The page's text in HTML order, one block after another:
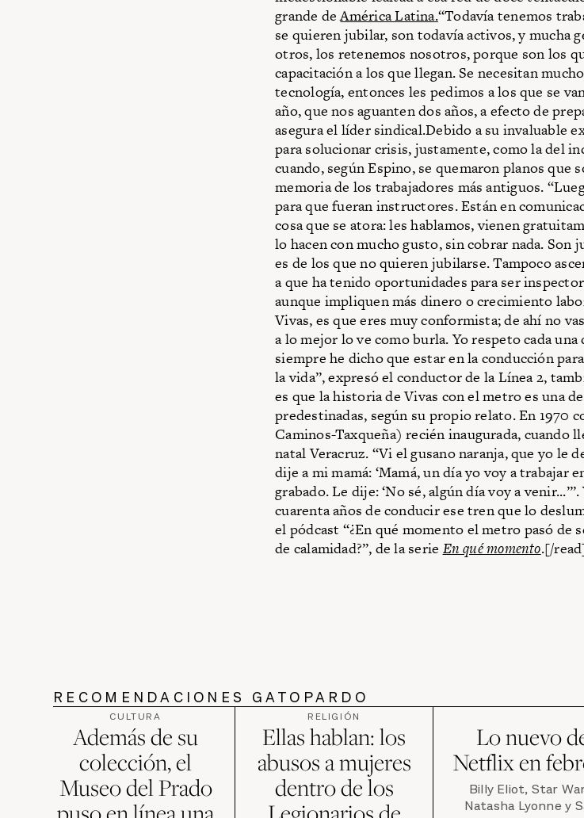
grande deAmérica Latina.“Todavía tenemos
se quieren jubilar, son todavía activos, y mucha
otros, los retenemos nosotros, porque son los
capacitación a los que llegan. Se necesitan
tecnología, entonces les pedimos a los que se
año, que nos aguanten dos años, a efecto de
asegura el líder sindical.Debido a su invaluable
para solucionar crisis, justamente, como la del
cuando, según Espino, se quemaron planos que
memoria de los trabajadores más antiguos.
para que fueran instructores. Están en
cosa que se atora: les hablamos, vienen
lo hacen con mucho gusto, sin cobrar nada. Son
es de los que no quieren jubilarse. Tampoco
a que ha tenido oportunidades para ser
aunque impliquen más dinero o crecimiento
Vivas, es que eres muy conformista; de ahí no
a lo mejor lo ve como burla. Yo respeto cada
siempre he dicho que estar en la conducción
la vida”, expresó el conductor de la Línea 2,
es que la historia de Vivas con el metro es una
predestinadas, según su propio relato. En 1970
Caminos-Taxqueña) recién inaugurada, cuando
natal Veracruz. “Vi el gusano naranja, que yo le
dije a mi mamá: ‘Mamá, un día yo voy a trabajar
grabado. Le dije: ‘No sé, algún día voy a
cuarenta años de conducir ese tren que lo
el pódcast “¿En qué momento el metro pasó de
de calamidad?”, de la serie En qué momento.[/
RECOMENDACIONES GATOPARDO
CULTURA
Además de su
colección, el
Museo del Prado
RELIGIÓN
Ellas hablan: los
abusos a mujeres
dentro de los
Lo nuevo
Netflix en
Billy Eliot, Star
Natasha Lyonne y